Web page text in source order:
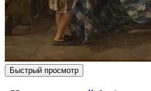
Быстрый просмотр